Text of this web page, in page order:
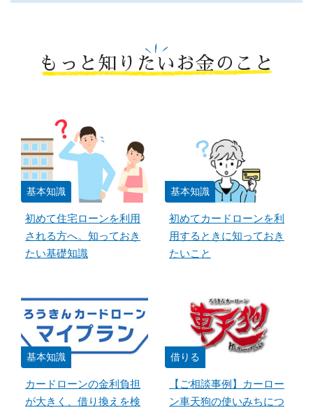
もっと知りたいお金のこと
基本知識
初めて住宅ローンを利用
される方へ。知っておき
たい基礎知識
基本知識
初めてカードローンを利
用するときに知っておき
たいこと
基本知識
カードローンの金利負担
が大きく、借り換えを検
借りる
【ご相談事例】カーロー
ン車天狗の使いみちにつ